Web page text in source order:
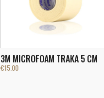
3M MICROFOAM TRAKA 5 CM
€15.00